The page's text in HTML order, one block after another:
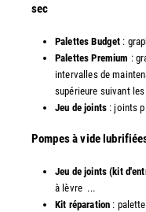
sec
Palettes Budget :
Palettes Premium :
intervalles de
supérieure suivant
Jeu de joints: joints
​Pompes à vide
Jeu de joints (kit
à lèvre ...
Kit réparation :